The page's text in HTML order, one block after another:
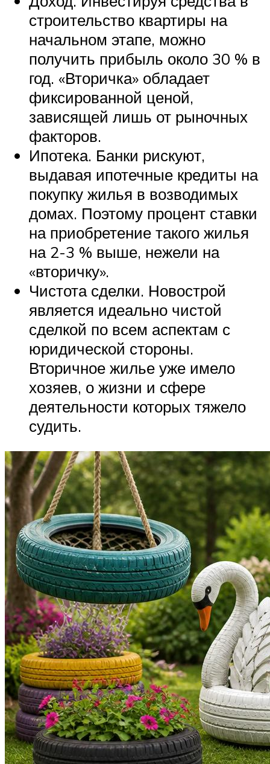
строительство квартиры на
начальном этапе, можно
получить прибыль около 30 % в
год. «Вторичка» обладает
фиксированной ценой,
зависящей лишь от рыночных
факторов.
Ипотека. Банки рискуют,
выдавая ипотечные кредиты на
покупку жилья в возводимых
домах. Поэтому процент ставки
на приобретение такого жилья
на 2-3 % выше, нежели на
«вторичку».
Чистота сделки. Новострой
является идеально чистой
сделкой по всем аспектам с
юридической стороны.
Вторичное жилье уже имело
хозяев, о жизни и сфере
деятельности которых тяжело
судить.